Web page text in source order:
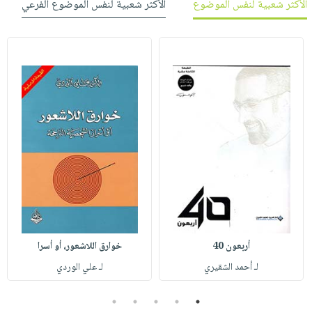
الأكثر شعبية لنفس الموضوع الأكثر شعبية لنفس الموضوع الفرعي
أربعون 40
لـ أحمد الشقيري
خوارق اللاشعور، أو أسرا
لـ علي الوردي
1
2
3
4
5